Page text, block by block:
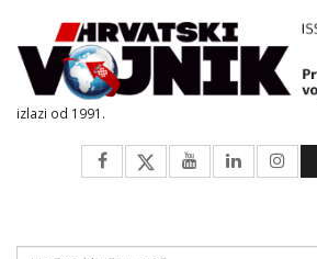
izlazi od 1991.